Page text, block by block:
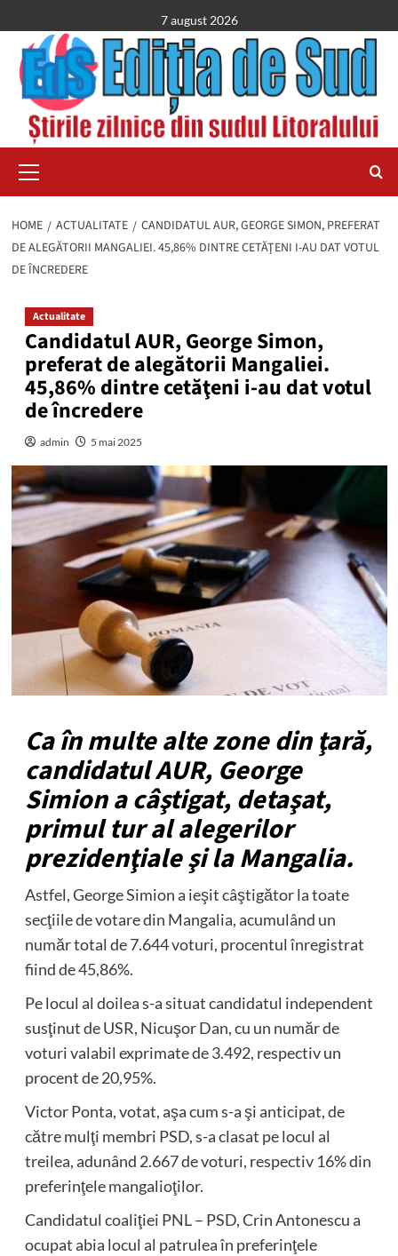
to
content
7 august 2026
Menu
HOME ACTUALITATE
CANDIDATUL AUR, GEORGE SIMON, PREFERAT
DE ALEGĂTORII MANGALIEI. 45,86% DINTRE CETĂŢENI I-AU DAT VOTUL
DE ÎNCREDERE
Actualitate
Candidatul AUR, George Simon,
preferat de alegătorii Mangaliei.
45,86% dintre cetăţeni i-au dat votul
de încredere
admin 5 mai 2025
Ca în multe alte zone din ţară,
candidatul AUR, George
Simion a câştigat, detaşat,
primul tur al alegerilor
prezidenţiale şi la Mangalia.
Astfel, George Simion a ieşit câştigător la toate
secţiile de votare din Mangalia, acumulând un
număr total de 7.644 voturi, procentul înregistrat
fiind de 45,86%.
Pe locul al doilea s-a situat candidatul independent
susţinut de USR, Nicuşor Dan, cu un număr de
voturi valabil exprimate de 3.492, respectiv un
procent de 20,95%.
Victor Ponta, votat, aşa cum s-a şi anticipat, de
către mulţi membri PSD, s-a clasat pe locul al
treilea, adunând 2.667 de voturi, respectiv 16% din
preferinţele mangalioţilor.
Candidatul coaliţiei PNL – PSD, Crin Antonescu a
ocupat abia locul al patrulea în preferinţele